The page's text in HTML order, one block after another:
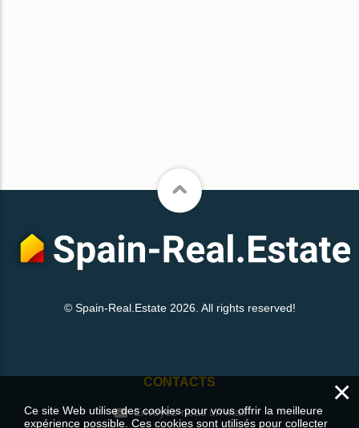
© Spain-Real.Estate 2026. All rights reserved!
CONTACTS
Envoyez-nous un mail
×
Ce site Web utilise des cookies pour vous offrir la meilleure
expérience possible. Ces cookies sont utilisés pour collecter